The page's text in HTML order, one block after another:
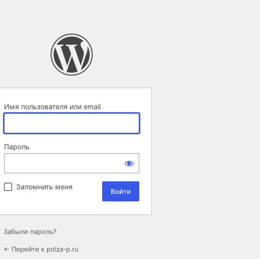
Имя пользователя или email
Пароль
Запомнить меня
Забыли пароль?
← Перейти к polza-p.ru